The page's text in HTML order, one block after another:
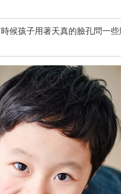
候孩子用著天真的臉孔問一些